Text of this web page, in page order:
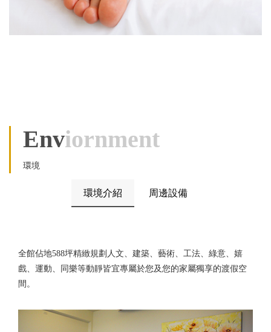
EnvIornment
環境
環境介紹 周邊設備
全館佔地588坪精緻規劃人文、建築、藝術、工法、綠意、嬉
戲、運動、同樂等動靜皆宜專屬於您及您的家屬獨享的渡假空
間。